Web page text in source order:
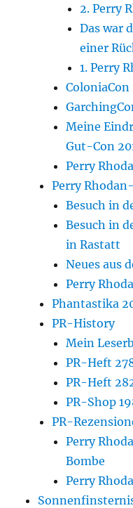
2. Perry
Das war
einer
1. Perry
ColoniaCon
Meine
Gut-Con
Perry
Perry
Besuch in
Besuch in
in Rastatt
Neues aus
Perry
Phantastika
PR-History
Mein
PR-Heft
PR-Heft
PR-Shop
PR-
Perry
Bombe
Perry